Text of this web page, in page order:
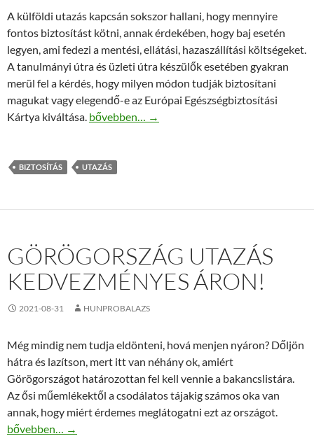
A külföldi utazás kapcsán sokszor hallani, hogy mennyire
fontos biztosítást kötni, annak érdekében, hogy baj esetén
legyen, ami fedezi a mentési, ellátási, hazaszállítási költségeket.
A tanulmányi útra és üzleti útra készülők esetében gyakran
merül fel a kérdés, hogy milyen módon tudják biztosítani
magukat vagy elegendő-e az Európai Egészségbiztosítási
Kártya kiváltása. Utasbiztosítás külföldi üzleti és tanulmányi út
bővebben… →
BIZTOSÍTÁS UTAZÁS
GÖRÖGORSZÁG UTAZÁS
KEDVEZMÉNYES ÁRON!
2021-08-31 HUNPROBALAZS
Még mindig nem tudja eldönteni, hová menjen nyáron? Dőljön
hátra és lazítson, mert itt van néhány ok, amiért
Görögországot határozottan fel kell vennie a bakancslistára.
Az ősi műemlékektől a csodálatos tájakig számos oka van
annak, hogy miért érdemes meglátogatni ezt az országot.
Görögország utazás kedvezményes áron!
bővebben… →